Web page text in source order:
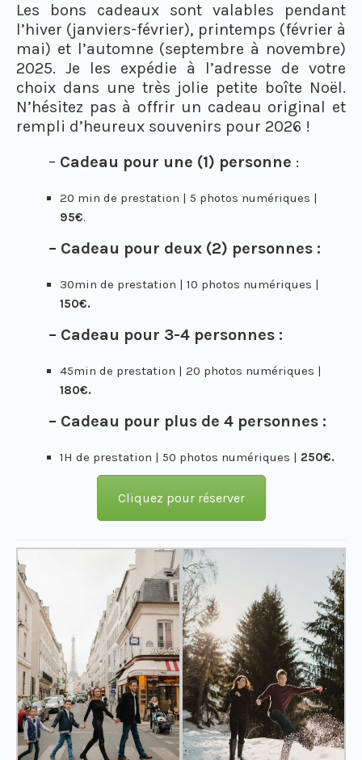
Les bons cadeaux sont valables pendant
l’hiver (janviers-février), printemps (février à
mai) et l’automne (septembre à novembre)
2025. Je les expédie à l’adresse de votre
choix dans une très jolie petite boîte Noël.
N’hésitez pas à offrir un cadeau original et
rempli d’heureux souvenirs pour 2026 !
– Cadeau pour une (1) personne :
20 min de prestation | 5 photos numériques |
95€.
– Cadeau pour deux (2) personnes :
30min de prestation | 10 photos numériques |
150€.
– Cadeau pour 3-4 personnes :
45min de prestation | 20 photos numériques |
180€.
– Cadeau pour plus de 4 personnes :
1H de prestation | 50 photos numériques | 250€.
Cliquez pour réserver